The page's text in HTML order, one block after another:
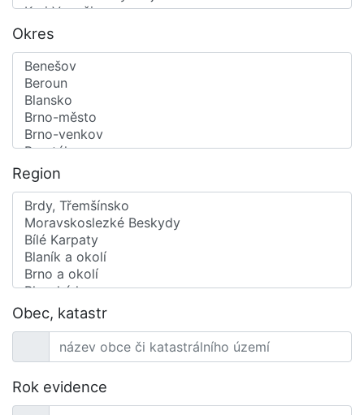
Okres
Region
Obec, katastr
Rok evidence